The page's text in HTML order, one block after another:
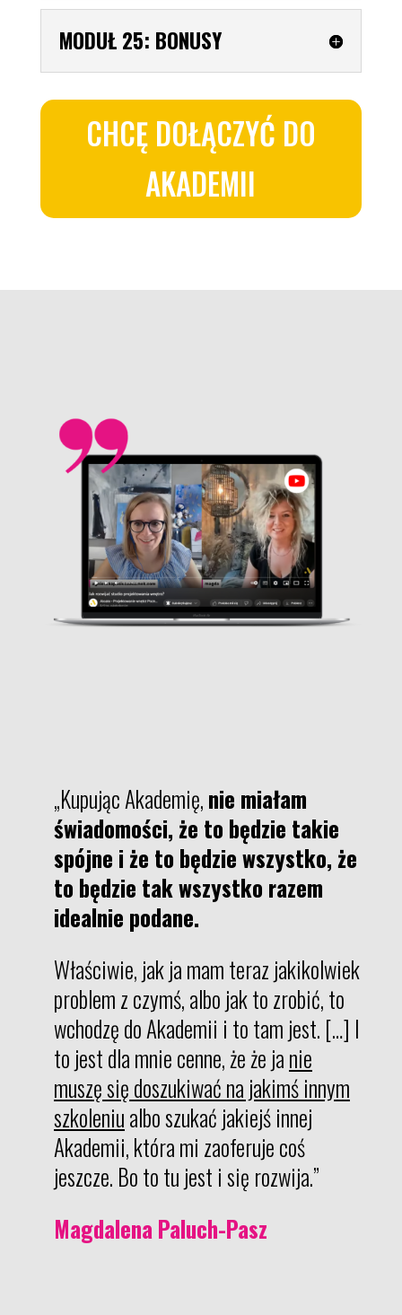
MODUŁ 25: BONUSY
CHCĘ DOŁĄCZYĆ DO
AKADEMII
„Kupując Akademię,nie miałam
świadomości, że to będzie takie
spójne i że to będzie wszystko, że
to będzie tak wszystko razem
idealnie podane.
Właściwie, jak ja mam teraz jakikolwiek
problem z czymś, albo jak to zrobić, to
wchodzę do Akademii i to tam jest. […] I
to jest dla mnie cenne, że że janie
muszę się doszukiwać na jakimś innym
szkoleniualbo szukać jakiejś innej
Akademii, która mi zaoferuje coś
jeszcze. Bo to tu jest i się rozwija.”
Magdalena Paluch-Pasz